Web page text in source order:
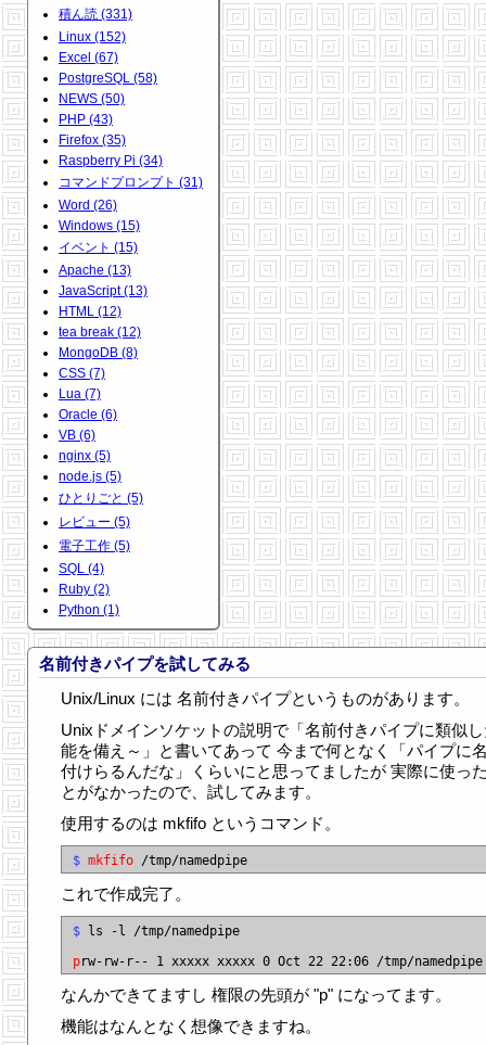
積ん読 (331)
Linux (152)
Excel (67)
PostgreSQL (58)
NEWS (50)
PHP (43)
Firefox (35)
Raspberry Pi (34)
コマンドプロンプト (31)
Word (26)
Windows (15)
イベント (15)
Apache (13)
JavaScript (13)
HTML (12)
tea break (12)
MongoDB (8)
CSS (7)
Lua (7)
Oracle (6)
VB (6)
nginx (5)
node.js (5)
ひとりごと (5)
レビュー (5)
電子工作 (5)
SQL (4)
Ruby (2)
Python (1)
名前付きパイプを試してみる
Unix/Linux には 名前付きパイプというものがあります。
Unixドメインソケットの説明で「名前付きパイプに類似
能を備え～」と書いてあって 今まで何となく「パイプに
付けらるんだな」くらいにと思ってましたが 実際に使っ
とがなかったので、試してみます。
使用するのは mkfifo というコマンド。
$ mkfifo
これで作成完了。
$ ls -l /tmp/namedpipe
p
なんかできてますし 権限の先頭が "p" になってます。
機能はなんとなく想像できますね。